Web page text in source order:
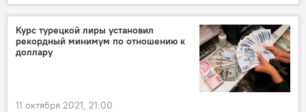
питание
исследование
долгожители
ученые
Курс турецкой лиры установил
рекордный минимум по отношению к
доллару
11 октября 2021, 21:00